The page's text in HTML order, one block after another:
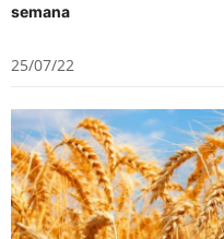
semana
25/07/22